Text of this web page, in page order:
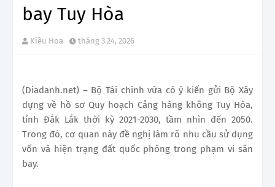
bay Tuy Hòa
Kiều Hoa tháng 3 24, 2026
(Diadanh.net) – Bộ Tài chính vừa có ý kiến gửi Bộ Xây
dựng về hồ sơ Quy hoạch Cảng hàng không Tuy Hòa,
tỉnh Đắk Lắk thời kỳ 2021-2030, tầm nhìn đến 2050.
Trong đó, cơ quan này đề nghị làm rõ nhu cầu sử dụng
vốn và hiện trạng đất quốc phòng trong phạm vi sân
bay.